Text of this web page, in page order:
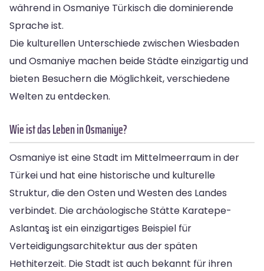
während in Osmaniye Türkisch die dominierende
Sprache ist.
Die kulturellen Unterschiede zwischen Wiesbaden
und Osmaniye machen beide Städte einzigartig und
bieten Besuchern die Möglichkeit, verschiedene
Welten zu entdecken.
Wie ist das Leben in Osmaniye?
Osmaniye ist eine Stadt im Mittelmeerraum in der
Türkei und hat eine historische und kulturelle
Struktur, die den Osten und Westen des Landes
verbindet. Die archäologische Stätte Karatepe-
Aslantaş ist ein einzigartiges Beispiel für
Verteidigungsarchitektur aus der späten
Hethiterzeit. Die Stadt ist auch bekannt für ihren